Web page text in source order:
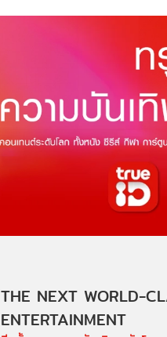
THE NEXT WORLD-
ENTERTAINMENT